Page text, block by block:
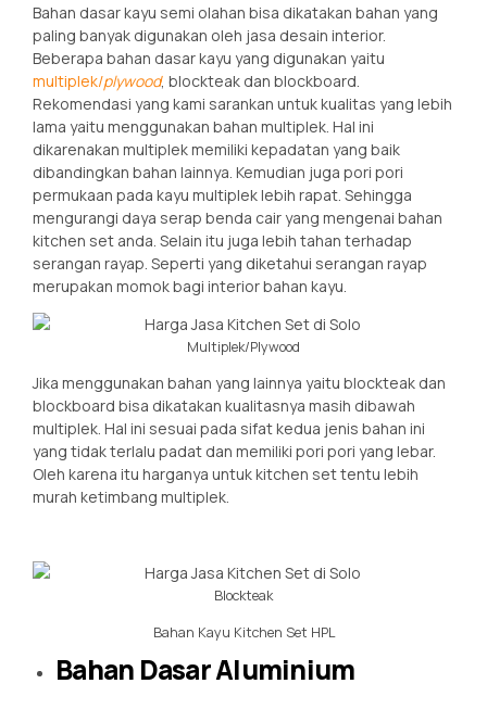
Bahan dasar kayu semi olahan bisa dikatakan bahan yang
paling banyak digunakan oleh jasa desain interior.
Beberapa bahan dasar kayu yang digunakan yaitu
multiplek/plywood, blockteak dan blockboard.
Rekomendasi yang kami sarankan untuk kualitas yang lebih
lama yaitu menggunakan bahan multiplek. Hal ini
dikarenakan multiplek memiliki kepadatan yang baik
dibandingkan bahan lainnya. Kemudian juga pori pori
permukaan pada kayu multiplek lebih rapat. Sehingga
mengurangi daya serap benda cair yang mengenai bahan
kitchen set anda. Selain itu juga lebih tahan terhadap
serangan rayap. Seperti yang diketahui serangan rayap
merupakan momok bagi interior bahan kayu.
Multiplek/Plywood
Jika menggunakan bahan yang lainnya yaitu blockteak dan
blockboard bisa dikatakan kualitasnya masih dibawah
multiplek. Hal ini sesuai pada sifat kedua jenis bahan ini
yang tidak terlalu padat dan memiliki pori pori yang lebar.
Oleh karena itu harganya untuk kitchen set tentu lebih
murah ketimbang multiplek.
Blockteak
Bahan Kayu Kitchen Set HPL
Bahan Dasar Aluminium